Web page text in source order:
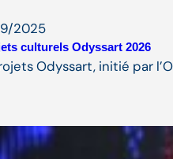
2025
culturels Odyssart 2026
Odyssart, initié par